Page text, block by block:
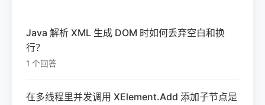
Java 解析 XML 生成 DOM 时如何丢弃空白和换
行？
1 个回答
在多线程里并发调用 XElement.Add 添加子节点是